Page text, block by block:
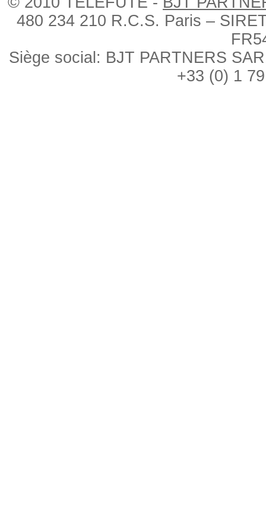
480 234 210 R.C.S. Paris –
Siège social: BJT PARTNERS
+33 (0) 1